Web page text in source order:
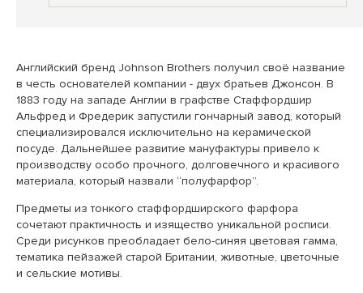
Английский бренд Johnson Brothers получил своё название
в честь основателей компании - двух братьев Джонсон. В
1883 году на западе Англии в графстве Стаффордшир
Альфред и Фредерик запустили гончарный завод, который
специализировался исключительно на керамической
посуде. Дальнейшее развитие мануфактуры привело к
производству особо прочного, долговечного и красивого
материала, который назвали “полуфарфор”.
Предметы из тонкого стаффордширского фарфора
сочетают практичность и изящество уникальной росписи.
Среди рисунков преобладает бело-синяя цветовая гамма,
тематика пейзажей старой Британии, животные, цветочные
и сельские мотивы.